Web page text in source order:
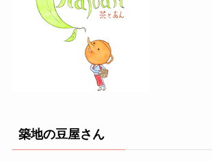
築地の豆屋さん